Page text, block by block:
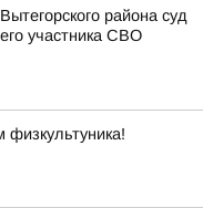
района суд
участника СВО